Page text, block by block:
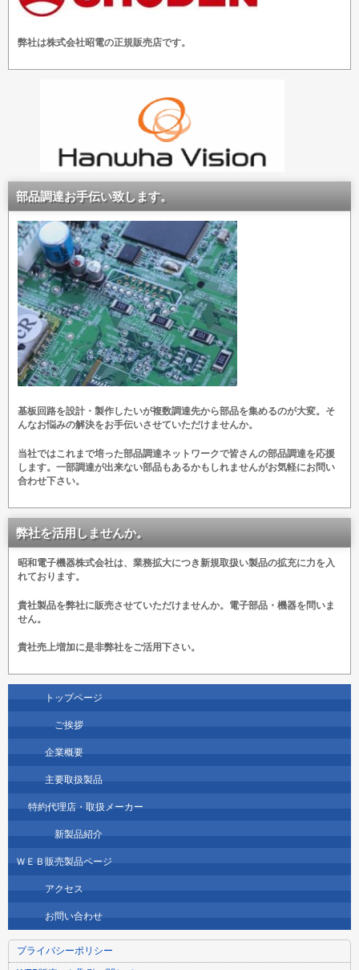
弊社は株式会社昭電の正規販売店です。
部品調達お手伝い致します。
基板回路を設計・製作したいが複数調達先から部品を集めるのが大変。そ
んなお悩みの解決をお手伝いさせていただけませんか。
当社ではこれまで培った部品調達ネットワークで皆さんの部品調達を応援
します。一部調達が出来ない部品もあるかもしれませんがお気軽にお問い
合わせ下さい。
弊社を活用しませんか。
昭和電子機器株式会社は、業務拡大につき新規取扱い製品の拡充に力を入
れております。
貴社製品を弊社に販売させていただけませんか。電子部品・機器を問いま
せん。
貴社売上増加に是非弊社をご活用下さい。
トップページ
ご挨拶
企業概要
主要取扱製品
特約代理店・取扱メーカー
新製品紹介
ＷＥＢ販売製品ページ
アクセス
お問い合わせ
プライバシーポリシー